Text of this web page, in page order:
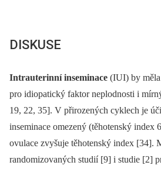
DISKUSE
Intrauterinní inseminace (IUI) by
pro idiopatický faktor neplodnosti i
19, 22, 35]. V přirozených cyklech je
inseminace omezený (těhotenský index
ovulace zvyšuje těhotenský index [34].
randomizovaných studií [9] i studie [2]